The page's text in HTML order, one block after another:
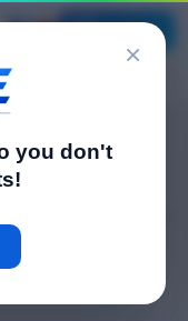
×
you don't